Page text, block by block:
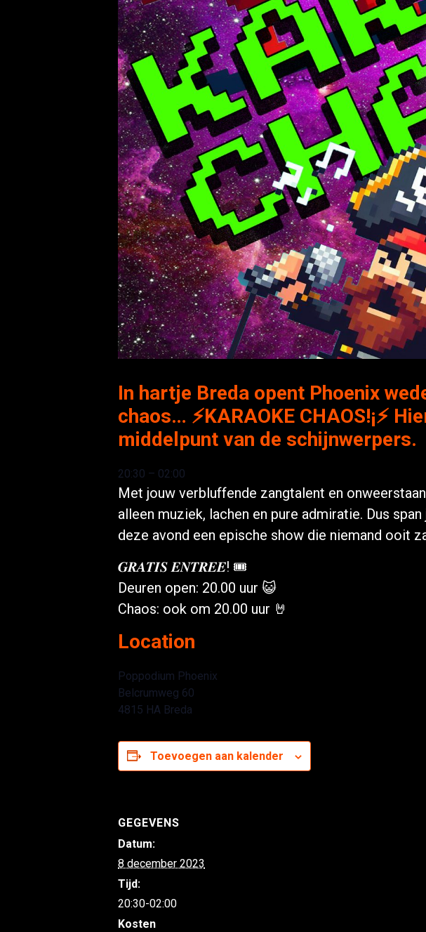
In hartje Breda opent Phoenix
chaos… ⚡KARAOKE CHAOS!¡⚡
middelpunt van de schijnwerpers.
20:30 – 02:00
Met jouw verbluffende zangtalent en
alleen muziek, lachen en pure admiratie. Dus
deze avond een epische show die niemand ooit
𝑮𝑹𝑨𝑻𝑰𝑺 𝑬𝑵𝑻𝑹𝑬𝑬! 🎟️
Deuren open: 20.00 uur 😺
Chaos: ook om 20.00 uur 🤘
Location
Poppodium Phoenix
Belcrumweg 60
4815 HA Breda
Toevoegen aan kalender
GEGEVENS
Datum:
8 december 2023
Tijd:
20:30-02:00
Kosten